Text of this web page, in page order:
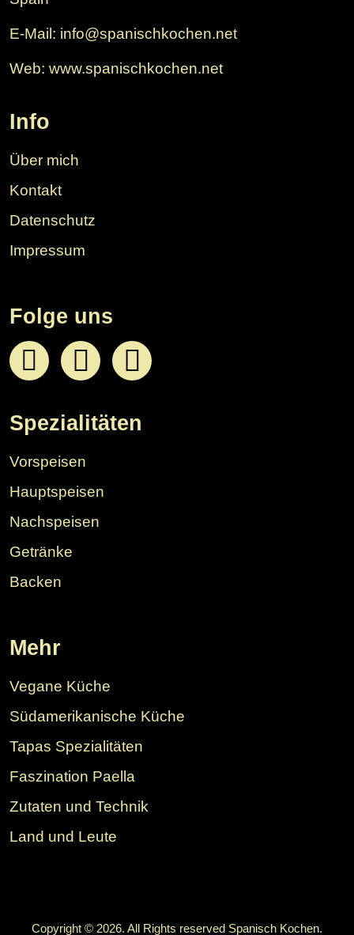
E-Mail: info@spanischkochen.net
Web: www.spanischkochen.net
Info
Über mich
Kontakt
Datenschutz
Impressum
Folge uns
Spezialitäten
Vorspeisen
Hauptspeisen
Nachspeisen
Getränke
Backen
Mehr
Vegane Küche
Südamerikanische Küche
Tapas Spezialitäten
Faszination Paella
Zutaten und Technik
Land und Leute
Copyright © 2026. All Rights reserved Spanisch Kochen.